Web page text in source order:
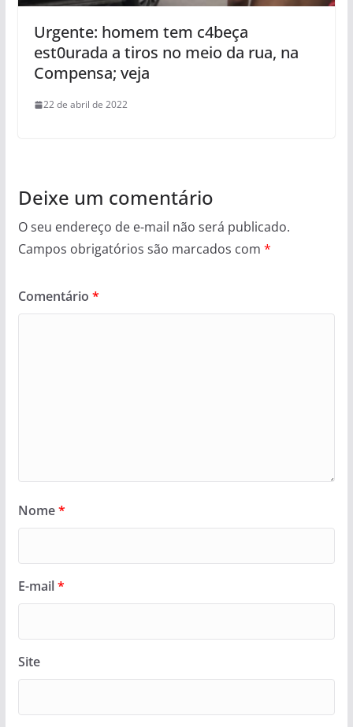
Urgente: homem tem c4beça
est0urada a tiros no meio da rua, na
Compensa; veja
22 de abril de 2022
Deixe um comentário
O seu endereço de e-mail não será publicado.
Campos obrigatórios são marcados com *
Comentário *
Nome*
E-mail*
Site